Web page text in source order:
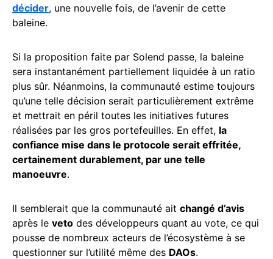
décider, une nouvelle fois, de l’avenir de cette
baleine.
Si la proposition faite par Solend passe, la baleine
sera instantanément partiellement liquidée à un ratio
plus sûr. Néanmoins, la communauté estime toujours
qu’une telle décision serait particulièrement extrême
et mettrait en péril toutes les initiatives futures
réalisées par les gros portefeuilles. En effet, la
confiance mise dans le protocole serait effritée,
certainement durablement, par une telle
manoeuvre.
Il semblerait que la communauté ait changé d’avis
après le veto des développeurs quant au vote, ce qui
pousse de nombreux acteurs de l’écosystème à se
questionner sur l’utilité même des DAOs.